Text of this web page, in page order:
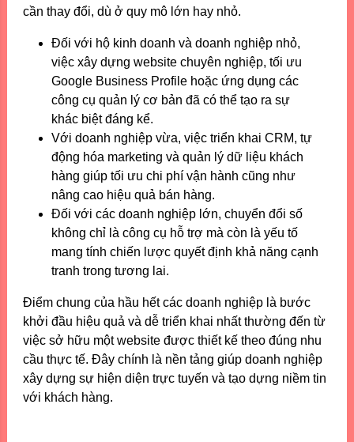
cần thay đổi, dù ở quy mô lớn hay nhỏ.
Đối với hộ kinh doanh và doanh nghiệp nhỏ,
việc xây dựng website chuyên nghiệp, tối ưu
Google Business Profile hoặc ứng dụng các
công cụ quản lý cơ bản đã có thể tạo ra sự
khác biệt đáng kể.
Với doanh nghiệp vừa, việc triển khai CRM, tự
động hóa marketing và quản lý dữ liệu khách
hàng giúp tối ưu chi phí vận hành cũng như
nâng cao hiệu quả bán hàng.
Đối với các doanh nghiệp lớn, chuyển đổi số
không chỉ là công cụ hỗ trợ mà còn là yếu tố
mang tính chiến lược quyết định khả năng cạnh
tranh trong tương lai.
Điểm chung của hầu hết các doanh nghiệp là bước
khởi đầu hiệu quả và dễ triển khai nhất thường đến từ
việc sở hữu một website được thiết kế theo đúng nhu
cầu thực tế. Đây chính là nền tảng giúp doanh nghiệp
xây dựng sự hiện diện trực tuyến và tạo dựng niềm tin
với khách hàng.